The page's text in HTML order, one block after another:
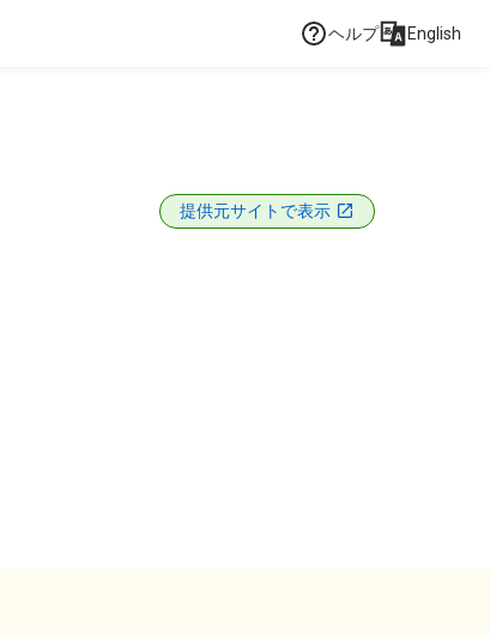
ヘルプ English
提供元サイトで表示